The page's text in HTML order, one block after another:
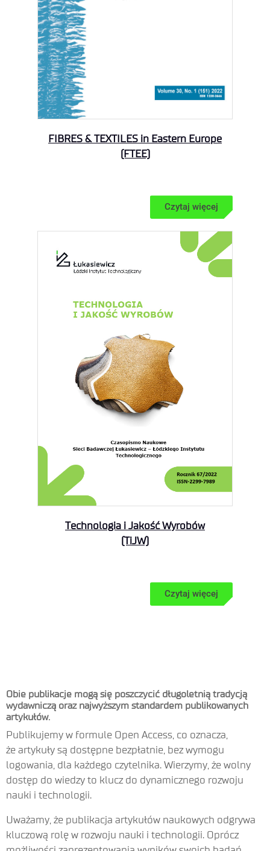
FIBRES & TEXTILES in Eastern Europe
(FTEE)
Czytaj więcej
Technologia i Jakość Wyrobów
(TiJW)
Czytaj więcej
Obie publikacje mogą się poszczycić długoletnią tradycją
wydawniczą oraz najwyższym standardem publikowanych
artykułów.
Publikujemy w formule Open Access, co oznacza,
że artykuły są dostępne bezpłatnie, bez wymogu
logowania, dla każdego czytelnika. Wierzymy, że wolny
dostęp do wiedzy to klucz do dynamicznego rozwoju
nauki i technologii.
Uważamy, że publikacja artykułów naukowych odgrywa
kluczową rolę w rozwoju nauki i technologii. Oprócz